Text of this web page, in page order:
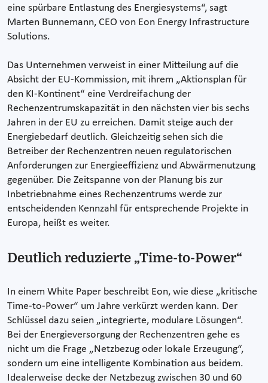
eine spürbare Entlastung des Energiesystems“, sagt
Marten Bunnemann, CEO von Eon Energy Infrastructure
Solutions.
Das Unternehmen verweist in einer Mitteilung auf die
Absicht der EU-Kommission, mit ihrem „Aktionsplan für
den KI-Kontinent“ eine Verdreifachung der
Rechenzentrumskapazität in den nächsten vier bis sechs
Jahren in der EU zu erreichen. Damit steige auch der
Energiebedarf deutlich. Gleichzeitig sehen sich die
Betreiber der Rechenzentren neuen regulatorischen
Anforderungen zur Energieeffizienz und Abwärmenutzung
gegenüber. Die Zeitspanne von der Planung bis zur
Inbetriebnahme eines Rechenzentrums werde zur
entscheidenden Kennzahl für entsprechende Projekte in
Europa, heißt es weiter.
Deutlich reduzierte „Time-to-Power“
In einem White Paper beschreibt Eon, wie diese „kritische
Time-to-Power“ um Jahre verkürzt werden kann. Der
Schlüssel dazu seien „integrierte, modulare Lösungen“.
Bei der Energieversorgung der Rechenzentren gehe es
nicht um die Frage „Netzbezug oder lokale Erzeugung“,
sondern um eine intelligente Kombination aus beidem.
Idealerweise decke der Netzbezug zwischen 30 und 60